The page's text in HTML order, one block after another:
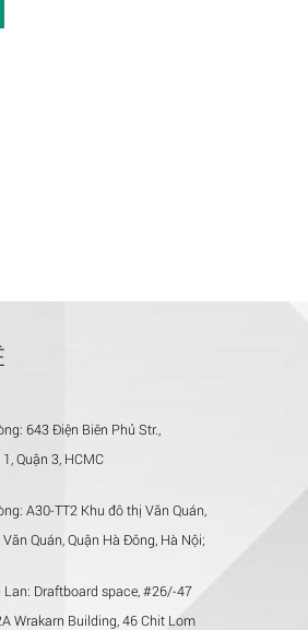
643 Điện Biên Phủ Str.,
Quận 3, HCMC
A30-TT2 Khu đô thị Văn Quán,
Quán, Quận Hà Đông, Hà Nội;
Lan: Draftboard space, #26/-47
Wrakarn Building, 46 Chit Lom